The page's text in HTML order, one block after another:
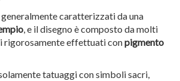
caratterizzati da una
, e il disegno è composto da molti
rigorosamente effettuati conpigmento
tatuaggi con simboli sacri,